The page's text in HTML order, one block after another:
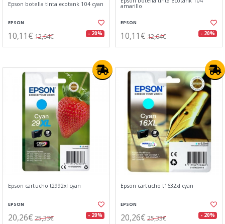
Epson botella tinta ecotank 104 cyan
EPSON
10,11€ 12,64€ - 20%
amarillo
EPSON
10,11€ 12,64€ - 20%
Epson cartucho t2992xl cyan
EPSON
20,26€ 25,33€ - 20%
Epson cartucho t1632xl cyan
EPSON
20,26€ 25,33€ - 20%